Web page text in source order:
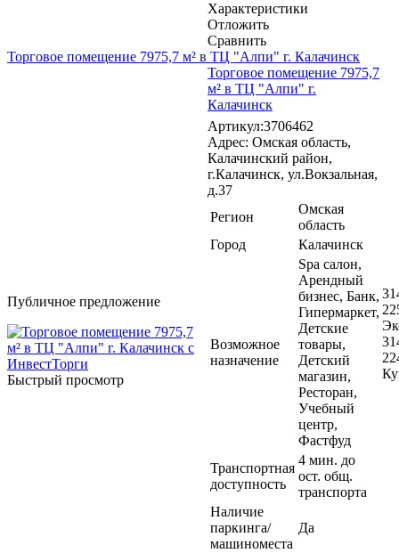
Характеристики
Отложить
Сравнить
Торговое помещение 7975,7 м² в ТЦ "Алпи" г. Калачинск
Публичное предложение
Быстрый просмотр
Торговое помещение 7975,7
м² в ТЦ "Алпи" г.
Калачинск
Артикул:3706462
Адрес: Омская область,
Калачинский район,
г.Калачинск, ул.Вокзальная,
д.37
Регион
Омская
область
Город
Калачинск
Возможное
назначение
Spa салон,
Арендный
бизнес, Банк,
Гипермаркет,
Детские
товары,
Детский
магазин,
Ресторан,
Учебный
центр,
Фастфуд
Транспортная
доступность
4 мин. до
ост. общ.
транспорта
Наличие
паркинга/
машиноместа
Да